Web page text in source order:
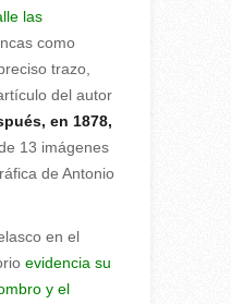
las
como
trazo,
del autor
en 1878,
13 imágenes
de Antonio
en el
evidencia su
y el